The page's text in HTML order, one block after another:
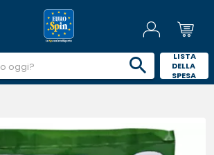
LISTA
DELLA
SPESA